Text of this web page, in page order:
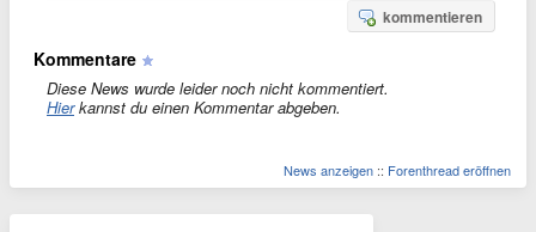
kommentieren
Kommentare
Diese News wurde leider noch nicht kommentiert.
Hierkannst du einen Kommentar abgeben.
News anzeigen :: Forenthread eröffnen